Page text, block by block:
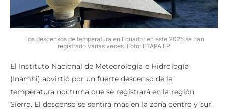
Los descensos de temperatura en Ecuador en este 2025 se han
registrado varias veces. Foto: ETAPA EP
El Instituto Nacional de Meteorología e Hidrología
(Inamhi) advirtió por un fuerte descenso de la
temperatura nocturna que se registrará en la región
Sierra. El descenso se sentirá más en la zona centro y sur,